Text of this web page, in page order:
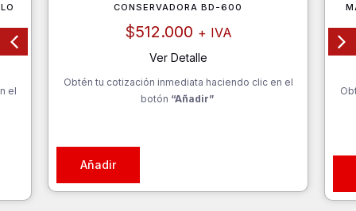
el
CONSERVADORA BD-600
$512.000 + IVA
Ver Detalle
Obtén tu cotización inmediata haciendo clic en el
botón “Añadir”
Añadir